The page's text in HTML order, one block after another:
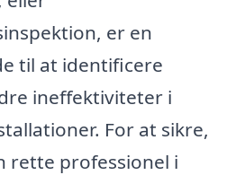
er en
til at identificere
ineffektiviteter i
For at sikre,
rette professionel i